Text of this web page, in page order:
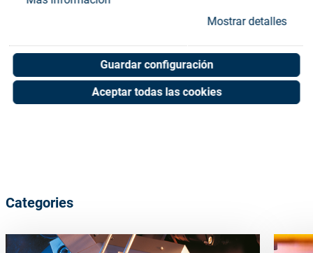
Mostrar detalles
Guardar configuración
Aceptar todas las cookies
Shop now
Categories